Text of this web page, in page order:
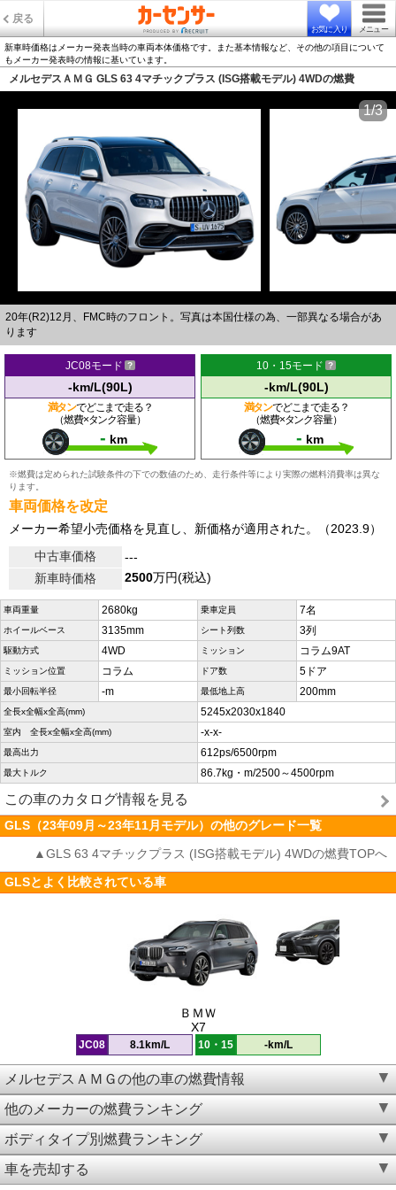
戻る
お気に入り メニュー
新車時価格はメーカー発表当時の車両本体価格です。また基本情報など、その他の項目について
もメーカー発表時の情報に基いています。
メルセデスＡＭＧ GLS 63 4マチックプラス (ISG搭載モデル) 4WDの燃費
20年(R2)12月、FMC時のフロント。写真は本国仕様の為、一部異なる場合があ
ります
1/3
JC08モード
-km/L(90L)
満タンでどこまで走る？
（燃費×タンク容量）
- km
10・15モード
-km/L(90L)
満タンでどこまで走る？
（燃費×タンク容量）
- km
※燃費は定められた試験条件の下での数値のため、走行条件等により実際の燃料消費率は異な
ります。
車両価格を改定
メーカー希望小売価格を見直し、新価格が適用された。（2023.9）
中古車価格
---
新車時価格
2500万円(税込)
車両重量 2680kg 乗車定員 7名
ホイールベース 3135mm シート列数 3列
駆動方式 4WD ミッション コラム9AT
ミッション位置 コラム ドア数 5ドア
最小回転半径 -m 最低地上高 200mm
全長x全幅x全高(mm) 5245x2030x1840
室内 全長x全幅x全高(mm) -x-x-
最高出力 612ps/6500rpm
最大トルク 86.7kg・m/2500～4500rpm
この車のカタログ情報を見る
GLS（23年09月～23年11月モデル）の他のグレード一覧
▲GLS 63 4マチックプラス (ISG搭載モデル) 4WDの燃費TOPへ
GLSとよく比較されている車
ＢＭＷ
X7
JC08 8.1km/L 10・15 -km/L
メルセデスＡＭＧの他の車の燃費情報
他のメーカーの燃費ランキング
ボディタイプ別燃費ランキング
車を売却する